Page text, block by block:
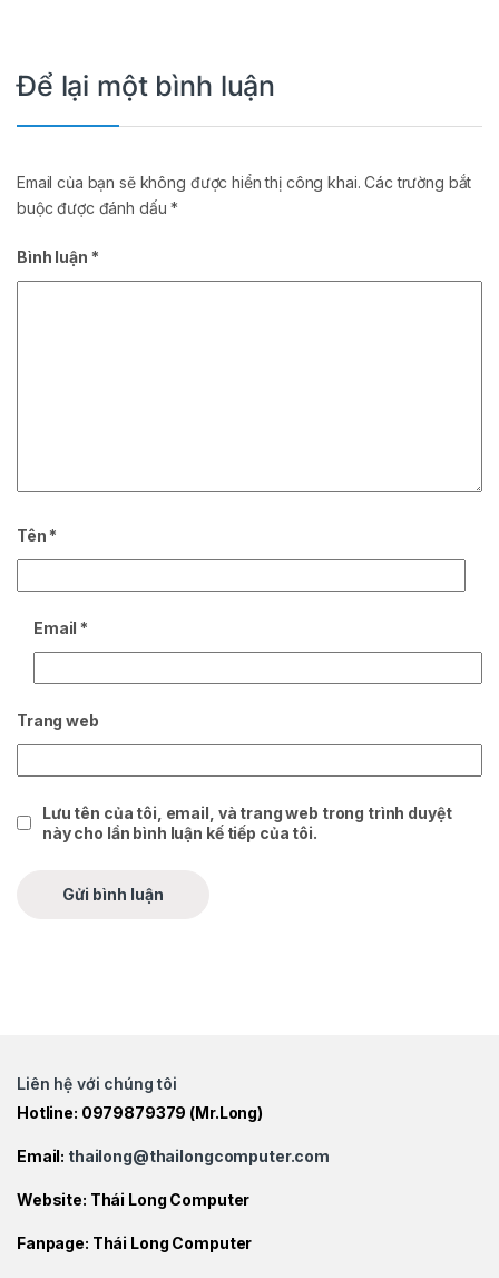
Để lại một bình luận
Email của bạn sẽ không được hiển thị công khai. Các trường bắt
buộc được đánh dấu*
Bình luận *
Tên *
Email *
Trang web
Lưu tên của tôi, email, và trang web trong trình duyệt
này cho lần bình luận kế tiếp của tôi.
Liên hệ với chúng tôi
Hotline: 0979879379 (Mr.Long)
Email: thailong@thailongcomputer.com
Website: Thái Long Computer
Fanpage: Thái Long Computer